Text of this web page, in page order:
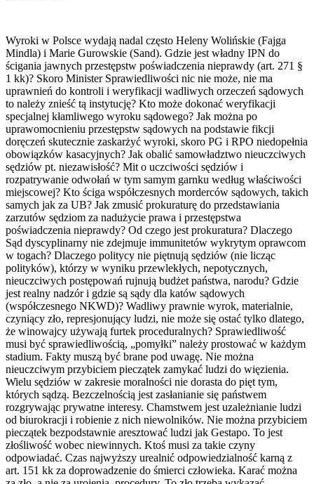
Wyroki w Polsce wydają nadal często Heleny Wolińskie (Fajga
Mindla) i Marie Gurowskie (Sand). Gdzie jest władny IPN do
ścigania jawnych przestępstw poświadczenia nieprawdy (art. 271 §
1 kk)? Skoro Minister Sprawiedliwości nic nie może, nie ma
uprawnień do kontroli i weryfikacji wadliwych orzeczeń sądowych
to należy znieść tą instytucję? Kto może dokonać weryfikacji
specjalnej kłamliwego wyroku sądowego? Jak można po
uprawomocnieniu przestępstw sądowych na podstawie fikcji
doręczeń skutecznie zaskarżyć wyroki, skoro PG i RPO niedopełnia
obowiązków kasacyjnych? Jak obalić samowładztwo nieuczciwych
sędziów pt. niezawisłość? Mit o uczciwości sędziów i
rozpatrywanie odwołań w tym samym garnku według właściwości
miejscowej? Kto ściga współczesnych morderców sądowych, takich
samych jak za UB? Jak zmusić prokuraturę do przedstawiania
zarzutów sędziom za nadużycie prawa i przestępstwa
poświadczenia nieprawdy? Od czego jest prokuratura? Dlaczego
Sąd dyscyplinarny nie zdejmuje immunitetów wykrytym oprawcom
w togach? Dlaczego politycy nie piętnują sędziów (nie licząc
polityków), którzy w wyniku przewlekłych, nepotycznych,
nieuczciwych postępowań rujnują budżet państwa, narodu? Gdzie
jest realny nadzór i gdzie są sądy dla katów sądowych
(współczesnego NKWD)? Wadliwy prawnie wyrok, materialnie,
czyniący zło, represjonujący ludzi, nie może się ostać tylko dlatego,
że winowajcy używają furtek proceduralnych? Sprawiedliwość
musi być sprawiedliwością, „pomyłki” należy prostować w każdym
stadium. Fakty muszą być brane pod uwagę. Nie można
nieuczciwym przybiciem pieczątek zamykać ludzi do więzienia.
Wielu sędziów w zakresie moralności nie dorasta do pięt tym,
których sądzą. Bezczelnością jest zasłanianie się państwem
rozgrywając prywatne interesy. Chamstwem jest uzależnianie ludzi
od biurokracji i robienie z nich niewolników. Nie można przybiciem
pieczątek bezpodstawnie aresztować ludzi jak Gestapo. To jest
złośliwość wobec niewinnych. Ktoś musi za takie czyny
odpowiadać. Czas najwyższy urealnić odpowiedzialność karną z
art. 151 kk za doprowadzenie do śmierci człowieka. Karać można